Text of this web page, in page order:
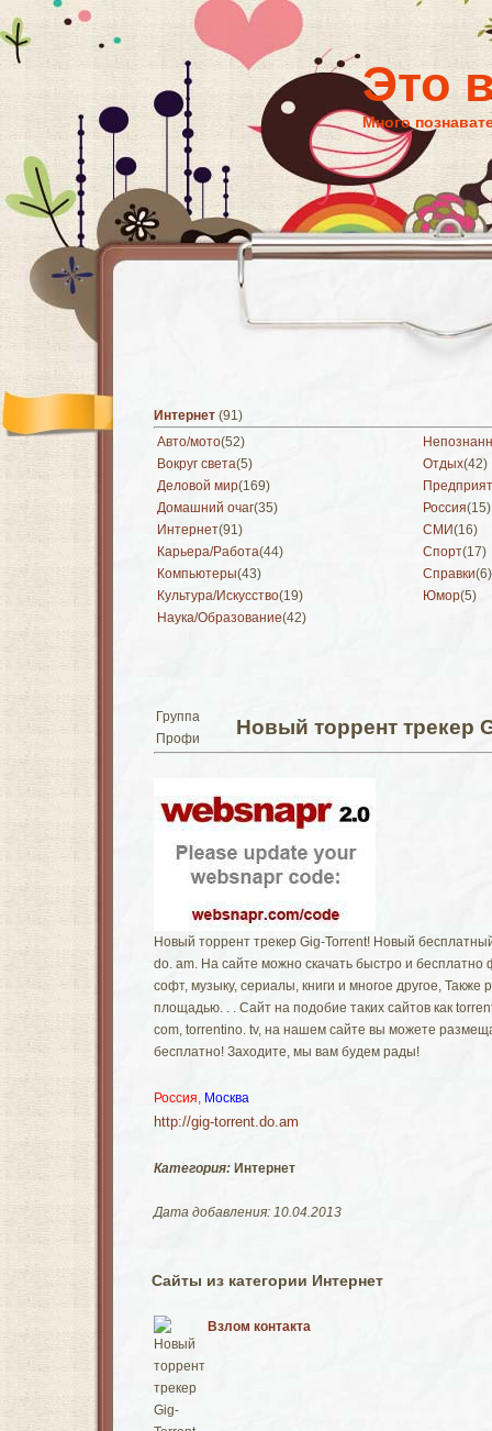
Это
Много
Интернет (91)
Авто/мото(52)
Вокруг света(5)
Деловой мир(169)
Домашний очаг(35)
Интернет(91)
Карьера/Работа(44)
Компьютеры(43)
Культура/Искусство(19)
Наука/Образование(42)
Отдых(42)
Россия(15)
СМИ(16)
Спорт(17)
Справки(6)
Юмор(5)
Группа
Профи
Новый торрент трекер
Новый торрент трекер Gig-Torrent! Новый
do. am. На сайте можно скачать быстро и
софт, музыку, сериалы, книги и многое другое, Также
площадью. . . Сайт на подобие таких сайтов как
com, torrentino. tv, на нашем сайте вы можете
бесплатно! Заходите, мы вам будем рады!
Россия, Москва
http://gig-torrent.do.am
Категория: Интернет
Дата добавления: 10.04.2013
Сайты из категории Интернет
Взлом контакта